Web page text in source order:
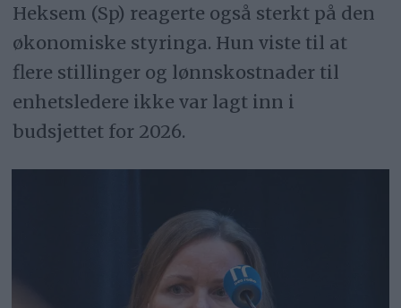
Heksem (Sp) reagerte også sterkt på den
økonomiske styringa. Hun viste til at
flere stillinger og lønnskostnader til
enhetsledere ikke var lagt inn i
budsjettet for 2026.